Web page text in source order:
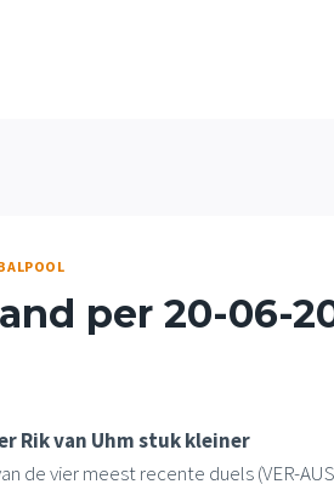
per 20-06-
Rik van Uhm stuk kleiner
de vier meest recente duels (VER-